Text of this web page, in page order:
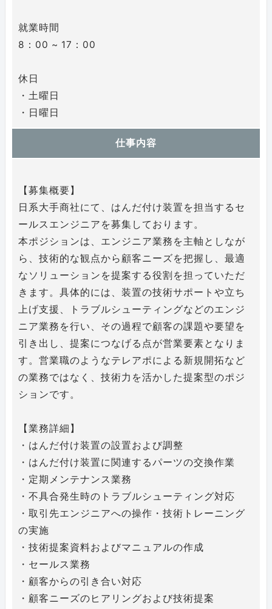
就業時間
8：00 ~ 17：00
休日
・土曜日
・日曜日
仕事内容
【募集概要】
日系大手商社にて、はんだ付け装置を担当するセ
ールスエンジニアを募集しております。
本ポジションは、エンジニア業務を主軸としなが
ら、技術的な観点から顧客ニーズを把握し、最適
なソリューションを提案する役割を担っていただ
きます。具体的には、装置の技術サポートや立ち
上げ支援、トラブルシューティングなどのエンジ
ニア業務を行い、その過程で顧客の課題や要望を
引き出し、提案につなげる点が営業要素となりま
す。営業職のようなテレアポによる新規開拓など
の業務ではなく、技術力を活かした提案型のポジ
ションです。
【業務詳細】
・はんだ付け装置の設置および調整
・はんだ付け装置に関連するパーツの交換作業
・定期メンテナンス業務
・不具合発生時のトラブルシューティング対応
・取引先エンジニアへの操作・技術トレーニング
の実施
・技術提案資料およびマニュアルの作成
・セールス業務
・顧客からの引き合い対応
・顧客ニーズのヒアリングおよび技術提案